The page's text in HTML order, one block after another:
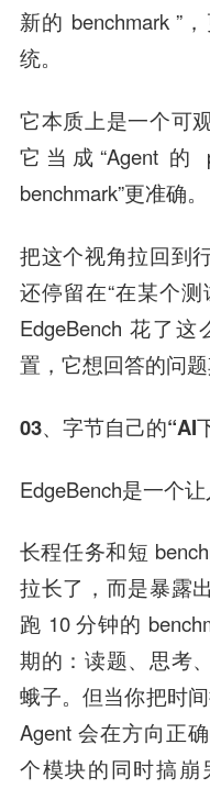
新的 benchmark ”
统。
它本质上是一个可
它当成“Agent 的
benchmark”更准确。
把这个视角拉回到
还停留在“在某个测
EdgeBench 花了
置，它想回答的问
03、字节自己的“AI
EdgeBench是一个
长程任务和短
拉长了，而是暴露
跑 10 分钟的
期的：读题、思考
蛾子。但当你把时
Agent 会在方向正
个模块的同时搞崩